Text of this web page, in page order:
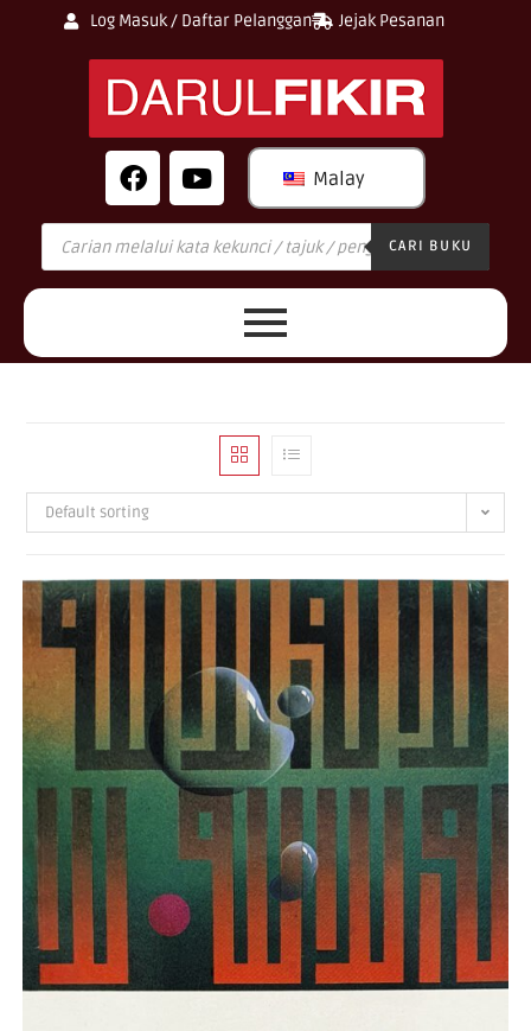
Log Masuk / Daftar Pelanggan Jejak Pesanan
Malay
CARI BUKU
Default sorting